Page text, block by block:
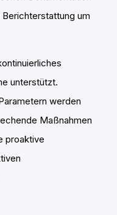
um
unterstützt.
werden
Maßnahmen
proaktive